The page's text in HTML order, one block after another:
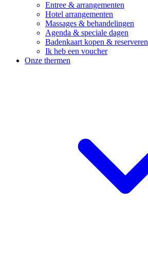
Entree & arrangementen
Hotel arrangementen
Massages & behandelingen
Agenda & speciale dagen
Badenkaart kopen & reserveren
Ik heb een voucher
Onze thermen